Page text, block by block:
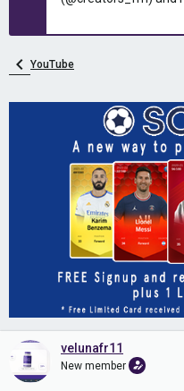
YouTube
velunafr11
New member